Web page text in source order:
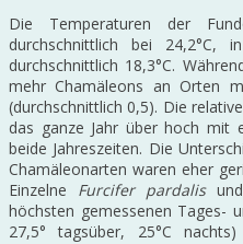
Die Temperaturen der
durchschnittlich bei 24,2°C,
durchschnittlich 18,3°C.
mehr Chamäleons an Orten
(durchschnittlich 0,5). Die
das ganze Jahr über hoch mit
beide Jahreszeiten. Die
Chamäleonarten waren eher
Einzelne Furcifer pardalisund
höchsten gemessenen Tages-
27,5° tagsüber, 25°C